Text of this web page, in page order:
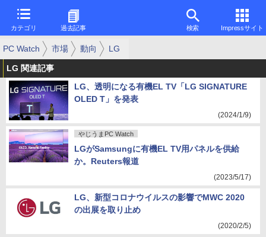
カテゴリ 過去記事 検索 Impressサイト
PC Watch 市場 動向 LG
LG 関連記事
LG、透明になる有機EL TV「LG SIGNATURE
OLED T」を発表
(2024/1/9)
やじうまPC Watch
LGがSamsungに有機EL TV用パネルを供給
か。Reuters報道
(2023/5/17)
LG、新型コロナウイルスの影響でMWC 2020
の出展を取り止め
(2020/2/5)